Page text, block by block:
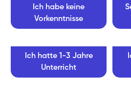
Ich habe keine
Vorkenntnisse
Ich hatte 1-3 Jahre
Unterricht